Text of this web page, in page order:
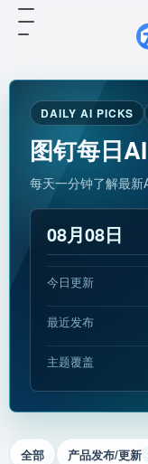
DAILY AI PICKS
图钉每日
每天一分钟了解最新
08月08日
今日更新
最近发布
主题覆盖
全部 产品发布/更新